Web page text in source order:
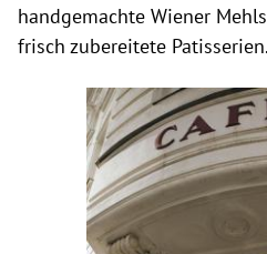
handgemachte Wiener
frisch zubereitete Patisserien.